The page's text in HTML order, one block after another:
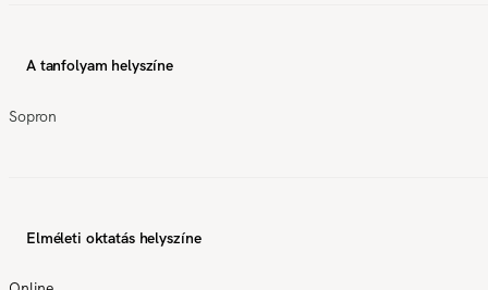
A tanfolyam helyszíne
Sopron
Elméleti oktatás helyszíne